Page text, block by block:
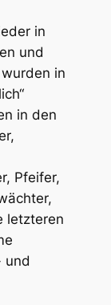
in
und
in
in den
Pfeifer,
letzteren
und